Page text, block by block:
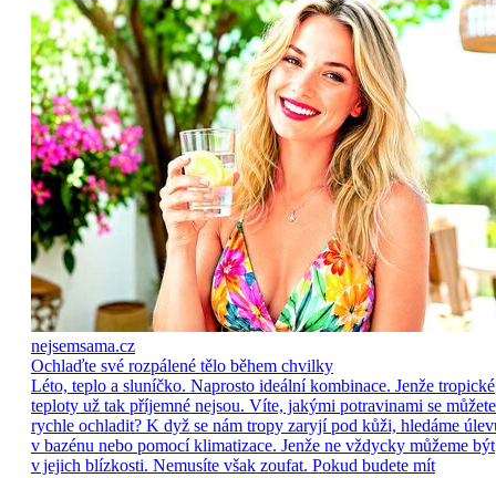
nejsemsama.cz
Ochlaďte své rozpálené tělo během chvilky
Léto, teplo a sluníčko. Naprosto ideální kombinace. Jenže tropické
teploty už tak příjemné nejsou. Víte, jakými potravinami se můžete
rychle ochladit? K dyž se nám tropy zaryjí pod kůži, hledáme
v bazénu nebo pomocí klimatizace. Jenže ne vždycky můžeme být
v jejich blízkosti. Nemusíte však zoufat. Pokud budete mít